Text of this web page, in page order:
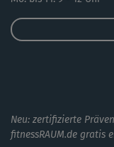
Neu: zertifizierte
fitnessRAUM.de gratis